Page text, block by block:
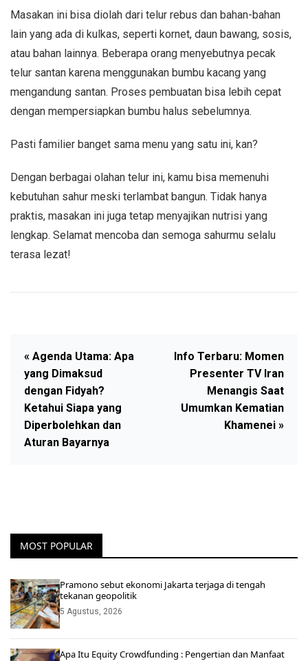
Masakan ini bisa diolah dari telur rebus dan bahan-bahan
lain yang ada di kulkas, seperti kornet, daun bawang, sosis,
atau bahan lainnya. Beberapa orang menyebutnya pecak
telur santan karena menggunakan bumbu kacang yang
mengandung santan. Proses pembuatan bisa lebih cepat
dengan mempersiapkan bumbu halus sebelumnya.
Pasti familier banget sama menu yang satu ini, kan?
Dengan berbagai olahan telur ini, kamu bisa memenuhi
kebutuhan sahur meski terlambat bangun. Tidak hanya
praktis, masakan ini juga tetap menyajikan nutrisi yang
lengkap. Selamat mencoba dan semoga sahurmu selalu
terasa lezat!
« Agenda Utama: Apa
yang Dimaksud
dengan Fidyah?
Ketahui Siapa yang
Diperbolehkan dan
Aturan Bayarnya
Info Terbaru: Momen
Presenter TV Iran
Menangis Saat
Umumkan Kematian
Khamenei »
MOST POPULAR
Pramono sebut ekonomi Jakarta terjaga di tengah
tekanan geopolitik
5 Agustus, 2026
Apa Itu Equity Crowdfunding : Pengertian dan Manfaat